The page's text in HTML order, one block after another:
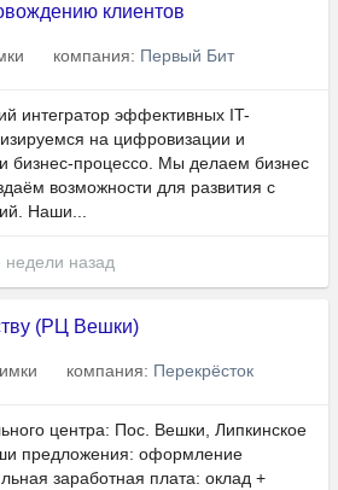
клиентов
компания: Первый Бит
интегратор эффективных IT-
на цифровизации и
бизнес-процессо. Мы делаем бизнес
возможности для развития с
Наши...
назад
(РЦ Вешки)
компания: Перекрёсток
центра: Пос. Вешки, Липкинское
предложения: оформление
заработная плата: оклад +